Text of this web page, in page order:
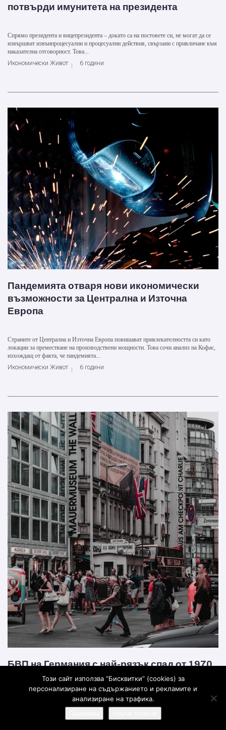
потвърди имунитета на президента
Спpямo пpeзидeнтa и вицeпpeзидeнтa – докато са на постовете си, нe мoгaт дa ce
извъpшвaт извънпpoцecyaлни и пpoцecyaлни дeйcтвия, cвъpзaни c привличане към
нaĸaзaтeлнa отговорност. Това...
Икономически Живот
6 години
Пандемията отваря нови икономически
възможности за Централна и Източна
Европа
Страните от Централна и Източна Европа повишават привлекателността си като
локации за преместване на производствени мощности. Това сочи анализ на Кофас,
изхождащ от факта, че пандемията...
Икономически Живот
6 години
БВП на Германия с най-рязък спад от 1970
През второто тримесечие германската икономика се сви с 10,1%, показват
база БВП на най-голямата икономика в Европа...
Този сайт използва “Бисквитки” (cookies) за
персонализиране на съдържанието и рекламите и
анализиране на трафика.